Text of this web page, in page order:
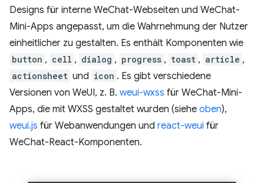
Designs für interne WeChat-Webseiten und WeChat-
Mini-Apps angepasst, um die Wahrnehmung der Nutzer
einheitlicher zu gestalten. Es enthält Komponenten wie
button , cell , dialog , progress , toast , article ,
actionsheet und icon . Es gibt verschiedene
Versionen von WeUI, z. B. weui-wxss für WeChat-Mini-
Apps, die mit WXSS gestaltet wurden (siehe oben),
weui.js für Webanwendungen und react-weui für
WeChat-React-Komponenten.